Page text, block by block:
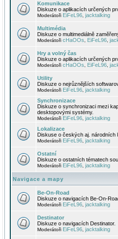
Komunikace
Diskuze o aplikacích určených
Moderátoři EiFeL96 jacktalking
Multimédia
Diskuze o multimediálně
Moderátoři cHaOOs EiFeL96
Hry a volný čas
Diskuze o aplikacích určených
Moderátoři cHaOOs EiFeL96
Utility
Diskuze o nejrůznějších
Moderátoři EiFeL96 jacktalking
Synchronizace
Diskuze o synchronizaci mezi
desktopovými systémy.
Moderátoři EiFeL96 jacktalking
Lokalizace
Diskuse o českých aj. národních
Moderátoři EiFeL96 jacktalking
Ostatní
Diskuze o ostatních tématech
Moderátoři EiFeL96 jacktalking
Navigace a mapy
Be-On-Road
Diskuze o navigacích Be-On-
Moderátoři EiFeL96 jacktalking
Destinator
Diskuze o navigacích Destinator.
Moderátoři EiFeL96 jacktalking